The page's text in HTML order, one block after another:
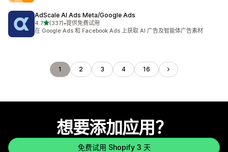
AdScale AI Ads Meta/Google Ads
4.7星（满分 5 星）
(337)
总共 337 条评论
•提供免费试用
在 Google Ads 和 Facebook Ads 上获取 AI 广告及智能体广告素材
1 2 3 4 16
想要添加应用？
免费试用 Shopify 3 天